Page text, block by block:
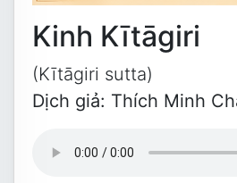
Kinh Kītāgiri
(Kītāgiri sutta)
Dịch giả: Thích Minh